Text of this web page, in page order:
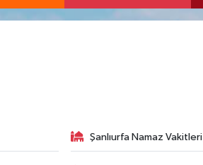
Şanlıurfa Namaz Vakitleri